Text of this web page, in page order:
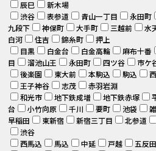
辰巳
新木場
渋谷
表参道 青山一丁目 永田町
九段下
神保町 大手町 三越前 水
白河
住吉 錦糸町
押上
目黒
白金台 白金高輪 麻布十番
目
溜池山王 永田町 四ツ谷 市ケ
後楽園
東大前 本駒込 駒込
王子神谷
志茂
赤羽岩淵
和光市
地下鉄成増 地下鉄赤塚
台
小竹向原 千川 要町 池袋
早稲田
東新宿 新宿三丁目 北参道
渋谷
西馬込
馬込 中延 戸越 五反田